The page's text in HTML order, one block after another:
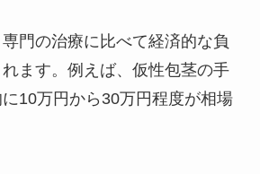
門の治療に比べて経済的な負
ます。例えば、仮性包茎の手
10万円から30万円程度が相場